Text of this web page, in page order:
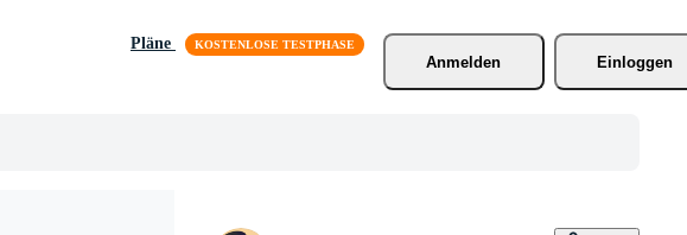
Pläne
Anmelden
Einloggen